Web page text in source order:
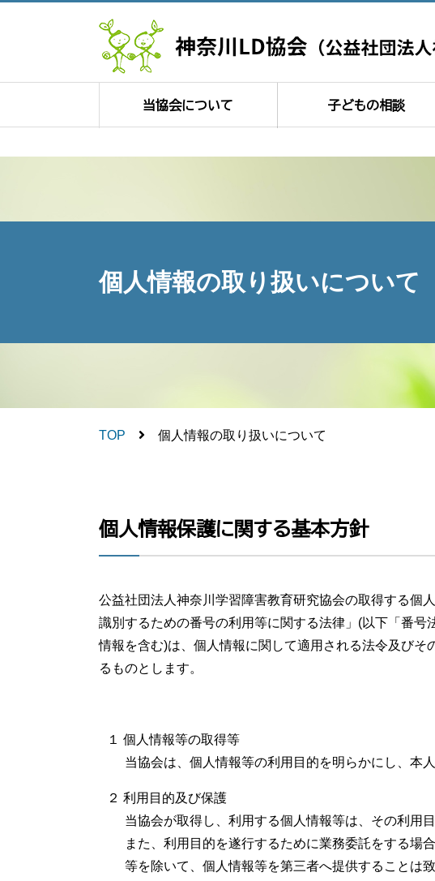
当協会について 子どもの相談
個人情報の取り扱いについて
TOP 個人情報の取り扱いについて
個人情報保護に関する基本方針
公益社団法人神奈川学習障害教育研究協会の取得する個
識別するための番号の利用等に関する法律」(以下「番
情報を含む)は、個人情報に関して適用される法令及び
るものとします。
１ 個人情報等の取得等
当協会は、個人情報等の利用目的を明らかにし、本
２ 利用目的及び保護
当協会が取得し、利用する個人情報等は、その利用
また、利用目的を遂行するために業務委託をする場
等を除いて、個人情報等を第三者へ提供することは致